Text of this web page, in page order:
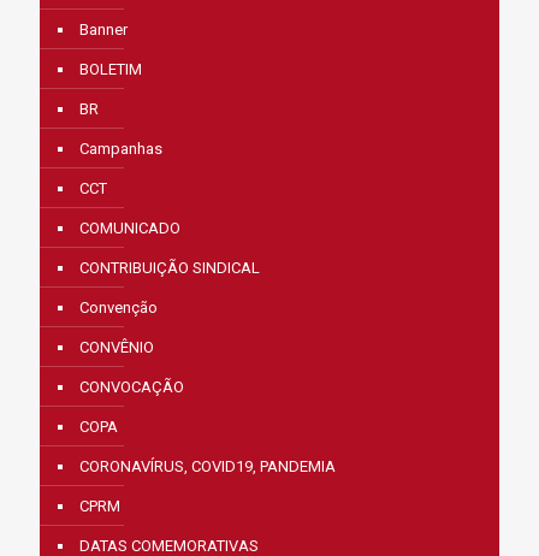
Banner
BOLETIM
BR
Campanhas
CCT
COMUNICADO
CONTRIBUIÇÃO SINDICAL
Convenção
CONVÊNIO
CONVOCAÇÃO
COPA
CORONAVÍRUS, COVID19, PANDEMIA
CPRM
DATAS COMEMORATIVAS